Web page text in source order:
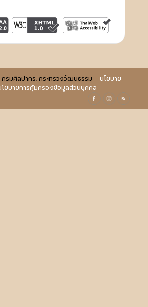
รมศิลปากร. กระทรวงวัฒนธรรม - นโยบาย
ยบายการคุ้มครองข้อมูลส่วนบุคคล